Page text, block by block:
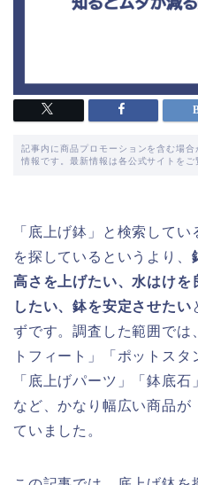
記事内に商品プロモーションを含む場
情報です。最新情報は各公式サイトをご
「底上げ鉢」と検索して
を探しているというより、
高さを上げたい、水はけを
したい、鉢を安定させたい
ずです。調査した範囲では
トフィート」「ポットスタ
「底上げパーツ」「鉢底石
など、かなり幅広い商品が
ていました。